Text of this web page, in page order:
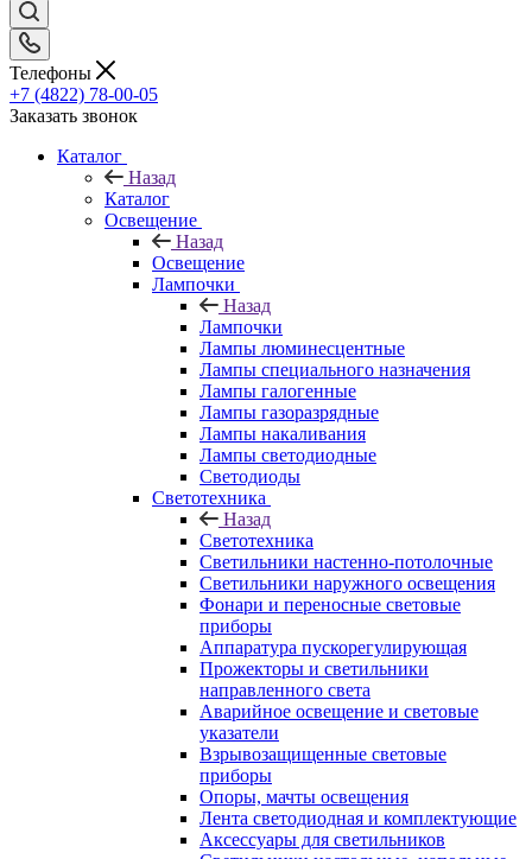
Телефоны
+7 (4822) 78-00-05
Заказать звонок
Каталог
Назад
Каталог
Освещение
Назад
Освещение
Лампочки
Назад
Лампочки
Лампы люминесцентные
Лампы специального назначения
Лампы галогенные
Лампы газоразрядные
Лампы накаливания
Лампы светодиодные
Светодиоды
Светотехника
Назад
Светотехника
Светильники настенно-потолочные
Светильники наружного освещения
Фонари и переносные световые
приборы
Аппаратура пускорегулирующая
Прожекторы и светильники
направленного света
Аварийное освещение и световые
указатели
Взрывозащищенные световые
приборы
Опоры, мачты освещения
Лента светодиодная и комплектующие
Аксессуары для светильников